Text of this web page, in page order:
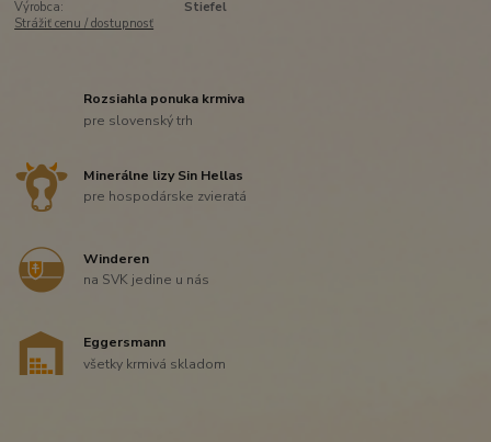
Výrobca:
Stiefel
Strážiť cenu / dostupnosť
Rozsiahla ponuka krmiva
pre slovenský trh
Minerálne lizy Sin Hellas
pre hospodárske zvieratá
Winderen
na SVK jedine u nás
Eggersmann
všetky krmivá skladom